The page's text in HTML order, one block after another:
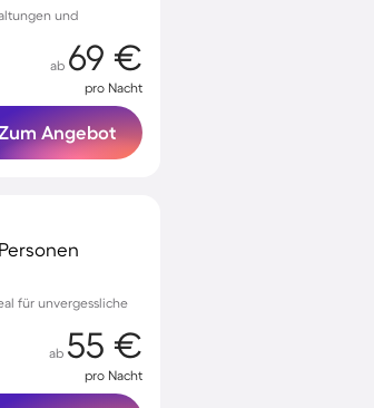
und
ab 69 €
pro Nacht
Angebot
für unvergessliche
ab 55 €
pro Nacht